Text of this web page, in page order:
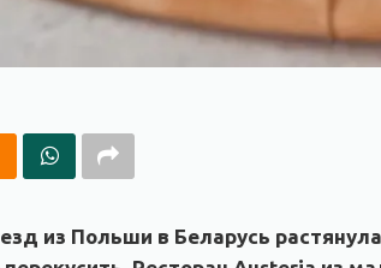
из Польши в Беларусь